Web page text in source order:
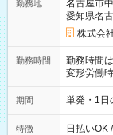
期間なし
勤務地
名古屋市
愛知県名
株式会
勤務時間
勤務時間
変形労働時間制
10/26 全
～9/19のみ
00
期間 単発・1日
特徴 日払いOK